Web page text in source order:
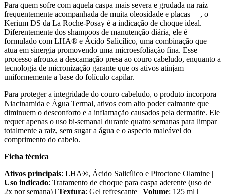
Para quem sofre com aquela caspa mais severa e grudada na raiz —
frequentemente acompanhada de muita oleosidade e placas —, o
Kerium DS da La Roche-Posay é a indicação de choque ideal.
Diferentemente dos shampoos de manutenção diária, ele é
formulado com LHA® e Ácido Salicílico, uma combinação que
atua em sinergia promovendo uma microesfoliação fina. Esse
processo afrouxa a descamação presa ao couro cabeludo, enquanto a
tecnologia de micronização garante que os ativos atinjam
uniformemente a base do folículo capilar.
Para proteger a integridade do couro cabeludo, o produto incorpora
Niacinamida e Água Termal, ativos com alto poder calmante que
diminuem o desconforto e a inflamação causados pela dermatite. Ele
requer apenas o uso bi-semanal durante quatro semanas para limpar
totalmente a raiz, sem sugar a água e o aspecto maleável do
comprimento do cabelo.
Ficha técnica
Ativos principais: LHA®, Ácido Salicílico e Piroctone Olamine |
Uso indicado: Tratamento de choque para caspa aderente (uso de
2x por semana) | Textura: Gel refrescante | Volume: 125 ml |